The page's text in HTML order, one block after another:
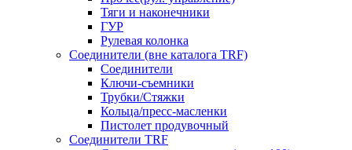
Тяги и наконечники
ГУР
Рулевая колонка
Соединители (вне каталога TRF)
Соединители
Ключи-cъемники
Трубки/Стяжки
Кольца/пресс-масленки
Пистолет продувочный
Соединители TRF